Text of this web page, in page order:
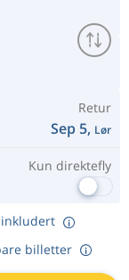
Retur
Sep 5, Lør
Kun direktefly
inkludert
billetter